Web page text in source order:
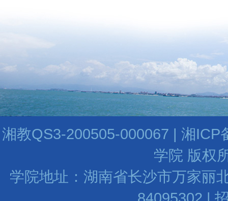
湘教QS3-200505-000067 | 湘
学院 版权
学院地址：湖南省长沙市万家丽